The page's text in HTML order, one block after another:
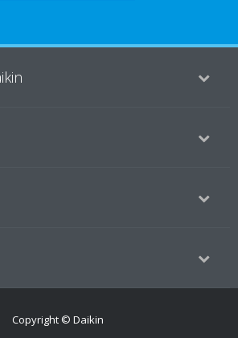
Copyright © Daikin